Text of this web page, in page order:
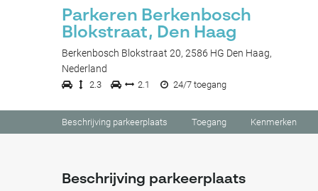
Parkeren Berkenbosch
Blokstraat, Den Haag
Berkenbosch Blokstraat 20, 2586 HG Den Haag,
Nederland
2.3 2.1 24/7 toegang
Beschrijving parkeerplaats Toegang Kenmerken
Beschrijving parkeerplaats